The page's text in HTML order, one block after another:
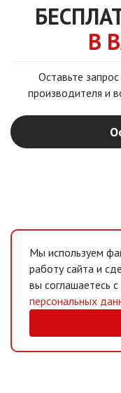
В
Оставьте
производителя и
Мы используем
работу сайта и
вы соглашаетесь
персональных